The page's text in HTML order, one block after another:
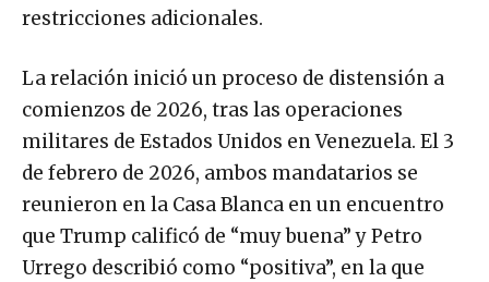
restricciones adicionales.
La relación inició un proceso de distensión a
comienzos de 2026, tras las operaciones
militares de Estados Unidos en Venezuela. El 3
de febrero de 2026, ambos mandatarios se
reunieron en la Casa Blanca en un encuentro
que Trump calificó de “muy buena” y Petro
Urrego describió como “positiva”, en la que